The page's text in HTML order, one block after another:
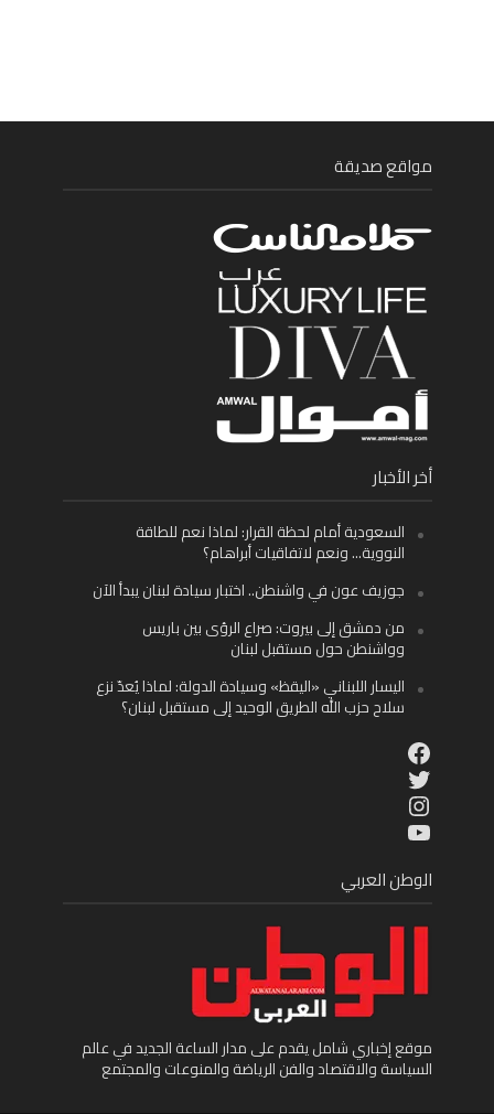
مواقع صديقة
أخر الأخبار
السعودية أمام لحظة القرار: لماذا نعم للطاقة
النووية… ونعم لاتفاقيات أبراهام؟
جوزيف عون في واشنطن.. اختبار سيادة لبنان يبدأ الآن
من دمشق إلى بيروت: صراع الرؤى بين باريس
وواشنطن حول مستقبل لبنان
اليسار اللبناني «اليقظ» وسيادة الدولة: لماذا يُعدّ نزع
سلاح حزب الله الطريق الوحيد إلى مستقبل لبنان؟
Facebook
Twitter
Instagram
YouTube
الوطن العربي
موقع إخباري شامل يقدم على مدار الساعة الجديد في عالم
السياسة والاقتصاد والفن الرياضة والمنوعات والمجتمع